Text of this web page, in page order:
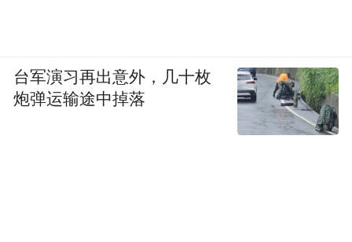
台军演习再出意外，几十枚
炮弹运输途中掉落